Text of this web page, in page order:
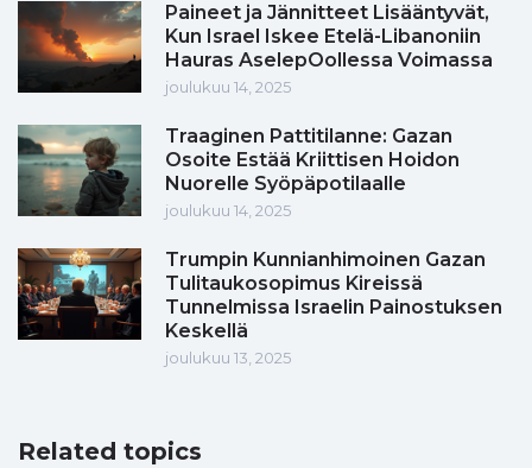
Paineet ja Jännitteet Lisääntyvät,
Kun Israel Iskee Etelä-Libanoniin
Hauras AselepOollessa Voimassa
joulukuu 14, 2025
Traaginen Pattitilanne: Gazan
Osoite Estää Kriittisen Hoidon
Nuorelle Syöpäpotilaalle
joulukuu 14, 2025
Trumpin Kunnianhimoinen Gazan
Tulitaukosopimus Kireissä
Tunnelmissa Israelin Painostuksen
Keskellä
joulukuu 13, 2025
Related topics